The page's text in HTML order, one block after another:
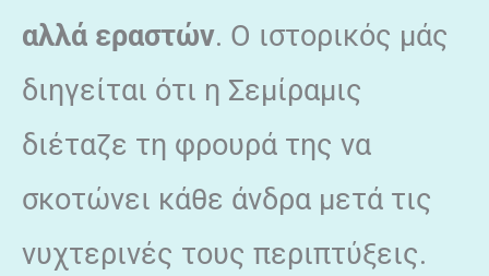
αλλά εραστών. Ο ιστορικός μάς
διηγείται ότι η Σεμίραμις
διέταζε τη φρουρά της να
σκοτώνει κάθε άνδρα μετά τις
νυχτερινές τους περιπτύξεις.